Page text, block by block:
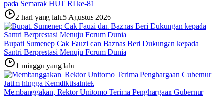
pada Semarak HUT RI ke-81
2 hari yang lalu5 Agustus 2026
Bupati Sumenep Cak Fauzi dan Baznas Beri Dukungan kepada
Santri Berprestasi Menuju Forum Dunia
1 minggu yang lalu
Membanggakan, Rektor Unitomo Terima Penghargaan Gubernur